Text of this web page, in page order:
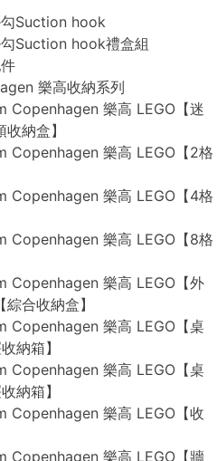
Suction hook
Suction hook禮盒組
樂高收納系列
Copenhagen 樂高 LEGO【迷
納盒】
Copenhagen 樂高 LEGO【2格
Copenhagen 樂高 LEGO【4格
Copenhagen 樂高 LEGO【8格
Copenhagen 樂高 LEGO【外
合收納盒】
Copenhagen 樂高 LEGO【桌
納箱】
Copenhagen 樂高 LEGO【桌
納箱】
Copenhagen 樂高 LEGO【收
Copenhagen 樂高 LEGO【牆